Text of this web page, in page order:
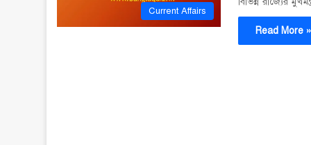
Current Affairs
Read More »